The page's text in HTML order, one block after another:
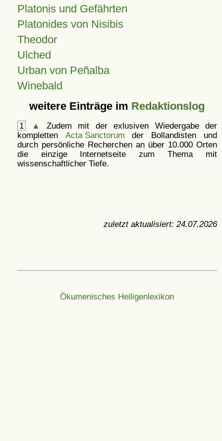
Platonis und Gefährten
Platonides von Nisibis
Theodor
Ulched
Urban von Peñalba
Winebald
weitere Einträge im Redaktionslog
1 ▲
Zudem mit der exlusiven Wiedergabe der
kompletten Acta Sanctorum der Bollandisten und
durch persönliche Recherchen an über 10.000 Orten
die einzige Internetseite zum Thema mit
wissenschaftlicher Tiefe.
zuletzt aktualisiert: 24.07.2026
Ökumenisches Heiligenlexikon